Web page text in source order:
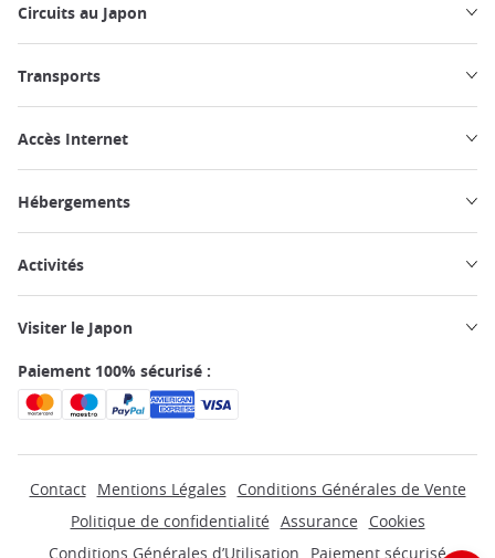
Circuits au Japon
Transports
Accès Internet
Hébergements
Activités
Visiter le Japon
Paiement 100% sécurisé :
Contact Mentions Légales
Conditions Générales de Vente
Politique de confidentialité Assurance
Cookies
Conditions Générales d’Utilisation
Paiement sécurisé